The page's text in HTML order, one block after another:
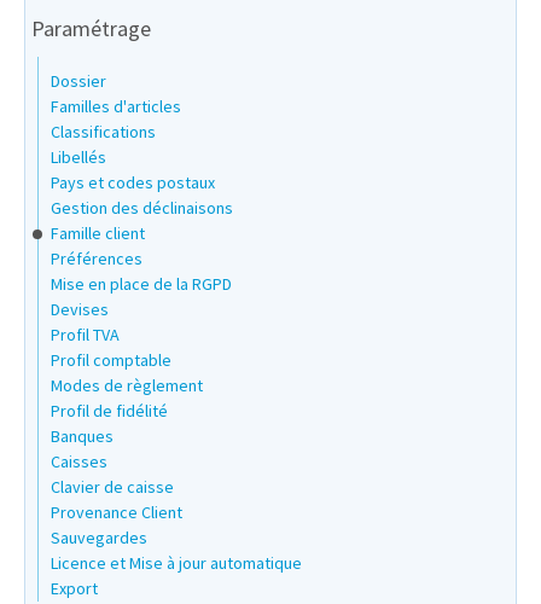
Paramétrage
Dossier
Familles d'articles
Classifications
Libellés
Pays et codes postaux
Gestion des déclinaisons
Famille client
Préférences
Mise en place de la RGPD
Devises
Profil TVA
Profil comptable
Modes de règlement
Profil de fidélité
Banques
Caisses
Clavier de caisse
Provenance Client
Sauvegardes
Licence et Mise à jour automatique
Export